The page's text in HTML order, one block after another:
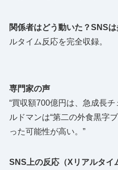
関係者はどう動いた？SNS
ルタイム反応を完全収録。
専門家の声
“買収額700億円は、急成長
ルドマンは“第二の外食黒字
った可能性が高い。”
SNS上の反応（Xリアルタイ